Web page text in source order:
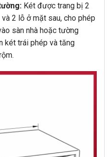
Két được trang bị 2
2 lỗ ở mặt sau, cho phép
sàn nhà hoặc tường
két trái phép và tăng